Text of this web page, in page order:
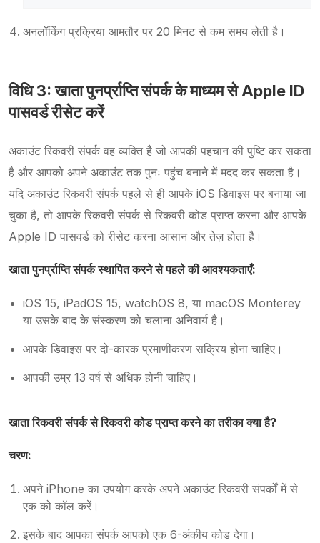
अनलॉकिंग प्रक्रिया आमतौर पर 20 मिनट से कम समय लेती है।
विधि 3: खाता पुनर्प्राप्ति संपर्क के माध्यम से Apple ID
पासवर्ड रीसेट करें
अकाउंट रिकवरी संपर्क वह व्यक्ति है जो आपकी पहचान की पुष्टि कर सकता
है और आपको अपने अकाउंट तक पुनः पहुंच बनाने में मदद कर सकता है।
यदि अकाउंट रिकवरी संपर्क पहले से ही आपके iOS डिवाइस पर बनाया जा
चुका है, तो आपके रिकवरी संपर्क से रिकवरी कोड प्राप्त करना और आपके
Apple ID पासवर्ड को रीसेट करना आसान और तेज़ होता है।
खाता पुनर्प्राप्ति संपर्क स्थापित करने से पहले की आवश्यकताएँ:
iOS 15, iPadOS 15, watchOS 8, या macOS Monterey
या उसके बाद के संस्करण को चलाना अनिवार्य है।
आपके डिवाइस पर दो-कारक प्रमाणीकरण सक्रिय होना चाहिए।
आपकी उम्र 13 वर्ष से अधिक होनी चाहिए।
खाता रिकवरी संपर्क से रिकवरी कोड प्राप्त करने का तरीका क्या है?
चरण:
अपने iPhone का उपयोग करके अपने अकाउंट रिकवरी संपर्कों में से
एक को कॉल करें।
इसके बाद आपका संपर्क आपको एक 6-अंकीय कोड देगा।